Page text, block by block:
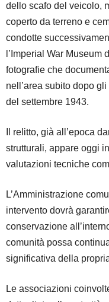
dello scafo del veicolo,
coperto da terreno e
condotte
l’Imperial War
fotografie che
nell’area subito dopo
del settembre 1943.
Il relitto, già all’epoca
strutturali, appare oggi
valutazioni tecniche
L’Amministrazione
intervento dovrà
conservazione
comunità possa
significativa della
Le associazioni